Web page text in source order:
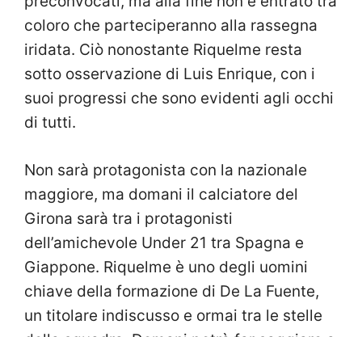
coloro che parteciperanno alla rassegna
iridata. Ciò nonostante Riquelme resta
sotto osservazione di Luis Enrique, con i
suoi progressi che sono evidenti agli occhi
di tutti.
Non sarà protagonista con la nazionale
maggiore, ma domani il calciatore del
Girona sarà tra i protagonisti
dell’amichevole Under 21 tra Spagna e
Giappone. Riquelme è uno degli uomini
chiave della formazione di De La Fuente,
un titolare indiscusso e ormai tra le stelle